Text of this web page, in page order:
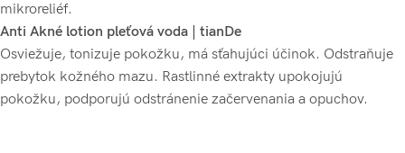
mikroreliéf.
Anti Akné lotion pleťová voda | tianDe
Osviežuje, tonizuje pokožku, má sťahujúci účinok. Odstraňuje
prebytok kožného mazu. Rastlinné extrakty upokojujú
pokožku, podporujú odstránenie začervenania a opuchov.